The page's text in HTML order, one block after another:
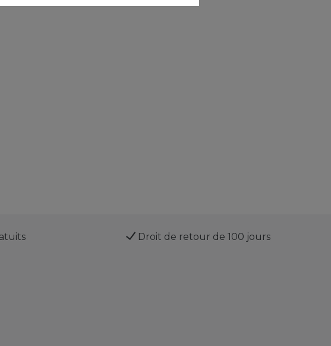
Droit de retour de 100 jours